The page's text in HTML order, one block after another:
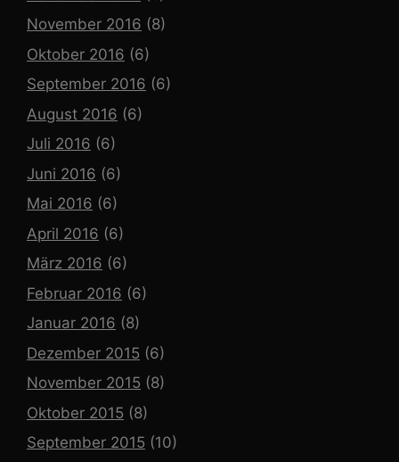
November 2016 (8)
Oktober 2016 (6)
September 2016 (6)
August 2016 (6)
Juli 2016 (6)
Juni 2016 (6)
Mai 2016 (6)
April 2016 (6)
März 2016 (6)
Februar 2016 (6)
Januar 2016 (8)
Dezember 2015 (6)
November 2015 (8)
Oktober 2015 (8)
September 2015 (10)